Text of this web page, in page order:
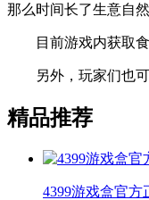
那么时间长了生意自然
目前游戏内获取食
另外，玩家们也可
精品推荐
4399游戏盒官方